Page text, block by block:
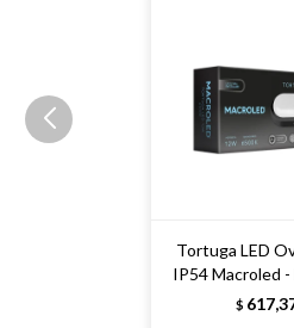
Tortuga LED
IP54 Macroled
$